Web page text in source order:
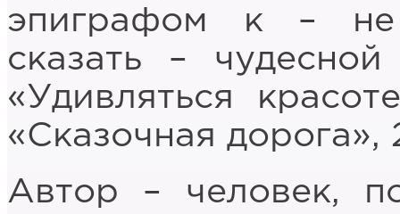
эпиграфом к – не
сказать –
«Удивляться
«Сказочная дорога»,
Автор – человек,